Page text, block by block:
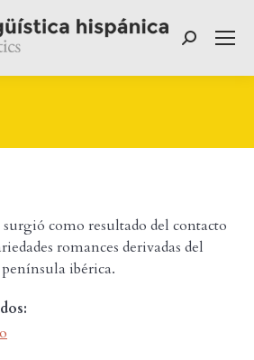
Buscar:
como resultado del contacto
romances derivadas del
ibérica.